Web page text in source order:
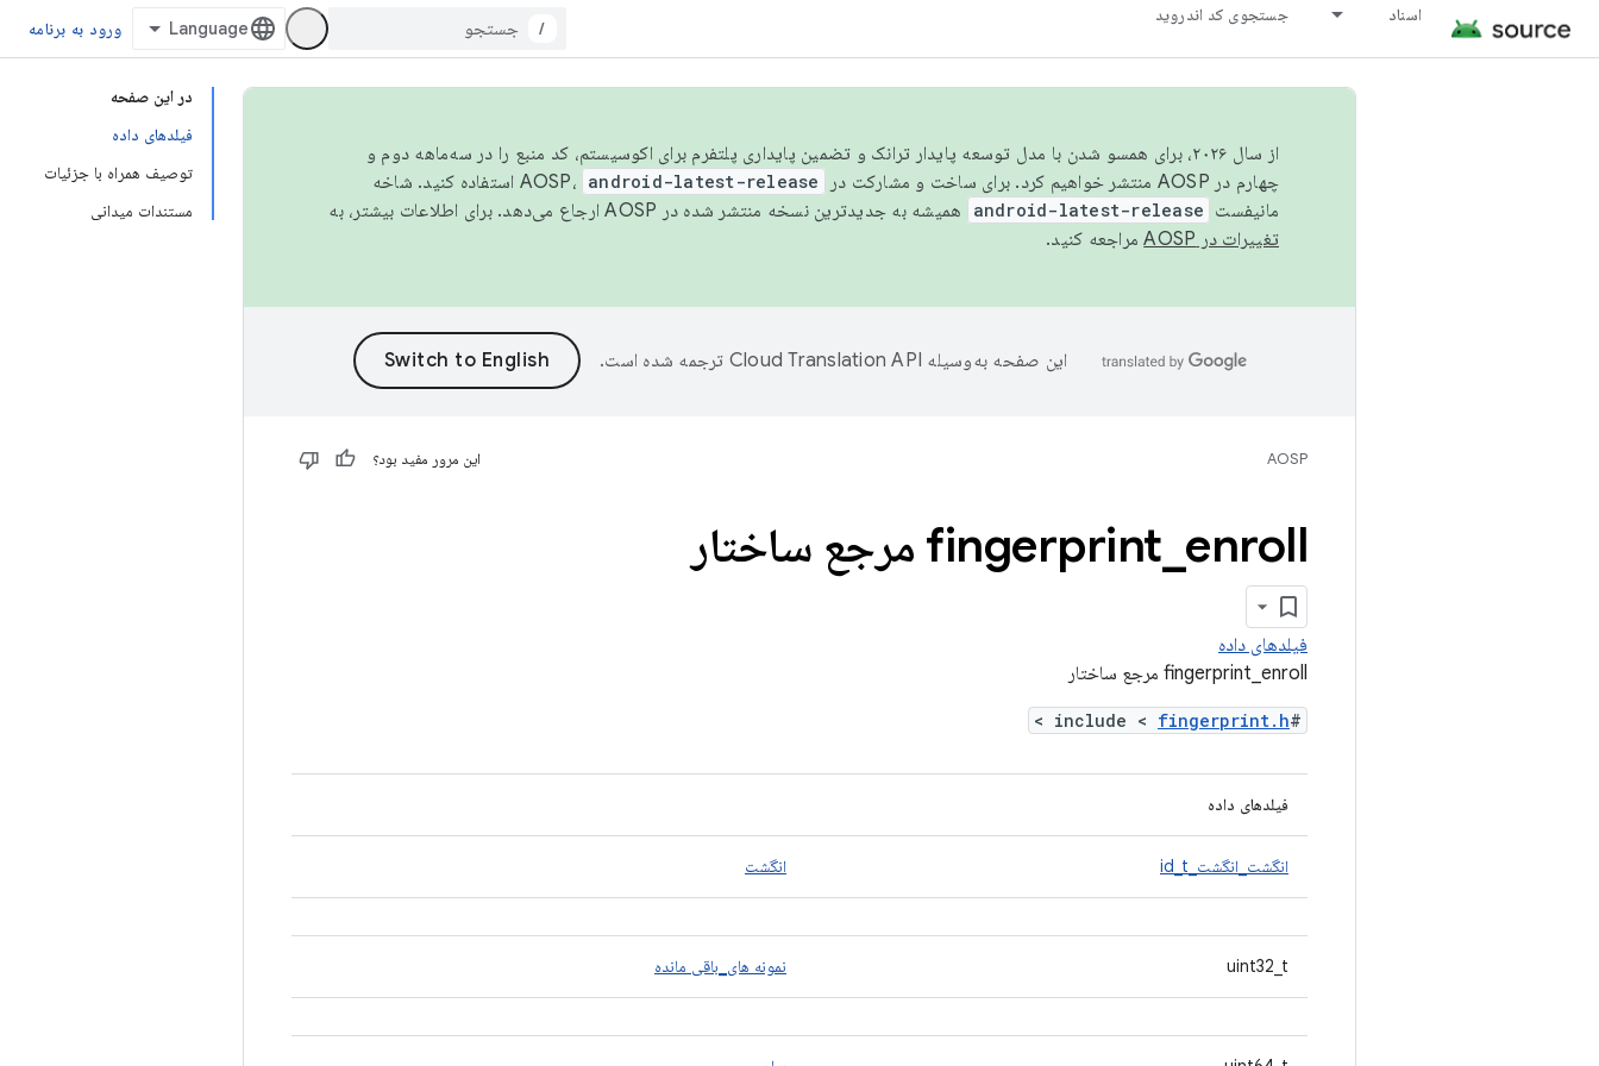
اسناد جستجوی کد اندروید
/ ورود به برنامه
در این صفحه
فیلدهای داده
توصیف همراه با جزئیات
مستندات میدانی
از سال ۲۰۲۶، برای همسو شدن با مدل توسعه پایدار ترانک و تضمین پایداری پلتفرم برای اکوسیستم، کد منبع را در سه‌ماهه دوم و
چهارم در AOSP منتشر خواهیم کرد. برای ساخت و مشارکت در AOSP،
android-latest-release
استفاده کنید. شاخه
مانیفست android-latest-release
همیشه به جدیدترین نسخه منتشر شده در AOSP ارجاع می‌دهد. برای اطلاعات بیشتر، به
تغییرات در AOSP
مراجعه کنید.
این صفحه به‌وسیله ترجمه شده است.
AOSP این مرور مفید بود؟
fingerprint enroll مرجع ساختار
فیلدهای داده
fingerprint_enroll مرجع ساختار
#include <
fingerprint.h
>
فیلدهای داده
انگشت_انگشت_id_t انگشت
uint32_t نمونه های_باقی مانده